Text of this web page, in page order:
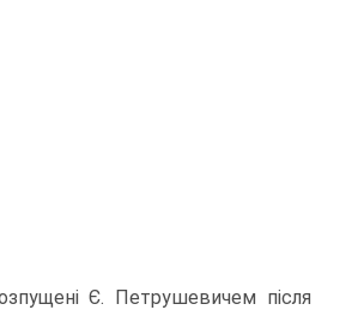
Є. Петрушевичем після